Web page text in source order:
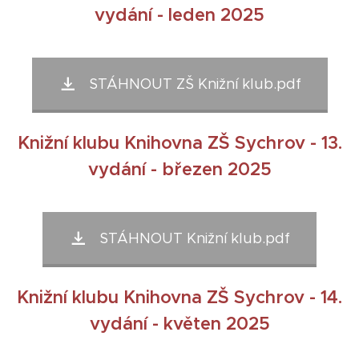
vydání - leden 2025
STÁHNOUT ZŠ Knižní klub.pdf
Knižní klubu Knihovna ZŠ Sychrov - 13.
vydání - březen 2025
STÁHNOUT Knižní klub.pdf
Knižní klubu Knihovna ZŠ Sychrov - 14.
vydání - květen 2025